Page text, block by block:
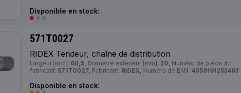
Disponible en stock:
571T0027
RIDEX Tendeur, chaîne de distribution
Largeur [mm]: 60,5, Diamètre extérieur [mm]: 20, Numéro de pièce du
fabricant: 571T0027, Fabricant: RIDEX, Numéro de EAN: 4059191253463
Disponible en stock: